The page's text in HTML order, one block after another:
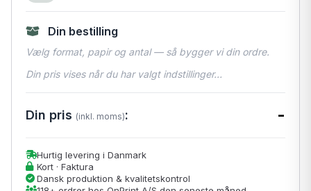
Din bestilling
Vælg format, papir og antal — så bygger vi din ordre.
Din pris vises når du har valgt indstillinger…
Din pris (inkl. moms): -
Hurtig levering i Danmark
Kort · Faktura
Dansk produktion & kvalitetskontrol